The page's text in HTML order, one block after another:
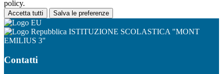
policy.
Accetta tutti Salva le preferenze
ISTITUZIONE SCOLASTICA "MONT
EMILIUS 3"
Contatti